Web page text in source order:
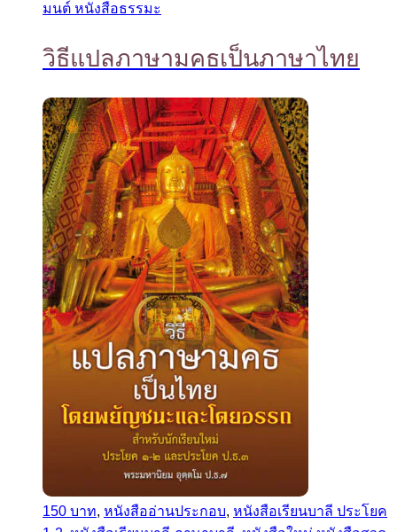
มนต์ หนังสือธรรมะ
วิธีแปลภาษามคธเป็นภาษาไทย
150 บาท, หนังสืออ่านประกอบ, หนังสือเรียนบาลี ประโยค